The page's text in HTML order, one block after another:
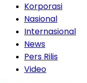
Korporasi
Nasional
Internasional
News
Pers Rilis
Video